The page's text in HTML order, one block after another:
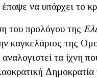
να υπάρχει το
του προλόγου της
καγκελάριος της
τα ίχνη
Δημοκρατία